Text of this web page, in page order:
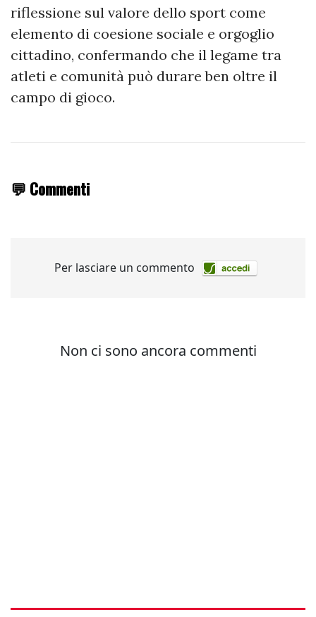
riflessione sul valore dello sport come
elemento di coesione sociale e orgoglio
cittadino, confermando che il legame tra
atleti e comunità può durare ben oltre il
campo di gioco.
💬 Commenti